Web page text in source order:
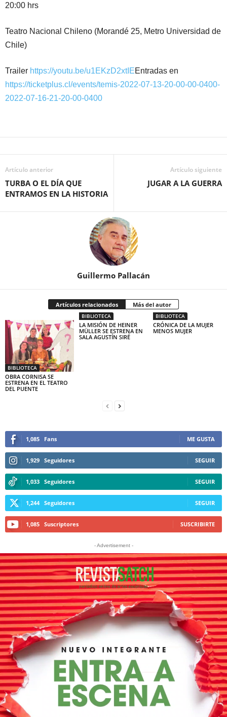
20:00 hrs
Teatro Nacional Chileno (Morandé 25, Metro Universidad de
Chile)
Trailer https://youtu.be/u1EKzD2xtIEEntradas en
https://ticketplus.cl/events/temis-2022-07-13-20-00-00-0400-
2022-07-16-21-20-00-0400
Artículo anterior
TURBA O EL DÍA QUE
ENTRAMOS EN LA HISTORIA
Artículo siguiente
JUGAR A LA GUERRA
Guillermo Pallacán
Artículos relacionados Más del autor
BIBLIOTECA
OBRA CORNISA SE
ESTRENA EN EL TEATRO
DEL PUENTE
BIBLIOTECA
LA MISIÓN DE HEINER
MÜLLER SE ESTRENA EN
SALA AGUSTÍN SIRÉ
BIBLIOTECA
CRÓNICA DE LA MUJER
MENOS MUJER
1,085 Fans ME GUSTA
1,929 Seguidores SEGUIR
1,033 Seguidores SEGUIR
1,244 Seguidores SEGUIR
1,085 Suscriptores SUSCRIBIRTE
- Advertisement -